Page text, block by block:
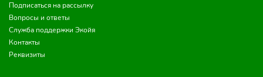
Подписаться на рассылку
Вопросы и ответы
Служба поддержки Экойя
Контакты
Реквизиты